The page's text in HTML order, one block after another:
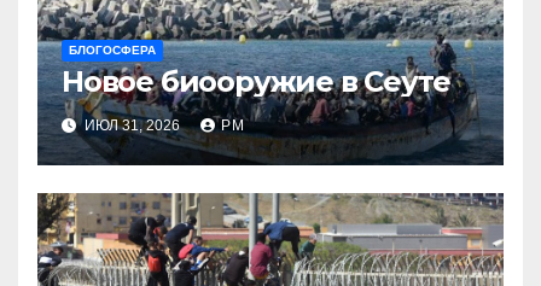
БЛОГОСФЕРА
Новое биооружие в Сеуте
ИЮЛ 31, 2026 РМ